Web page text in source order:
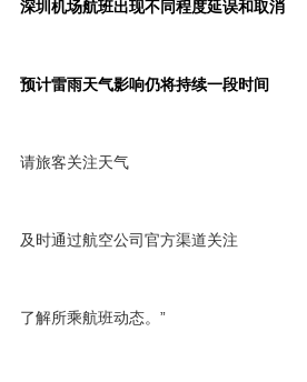
深圳机场航班出现不同程度延误和取消
预计雷雨天气影响仍将持续一段时间
请旅客关注天气
及时通过航空公司官方渠道关注
了解所乘航班动态。”